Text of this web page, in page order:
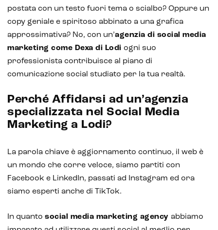
postata con un testo fuori tema o scialbo? Oppure un
copy geniale e spiritoso abbinato a una grafica
approssimativa? No, con un’agenzia di social media
marketing come Dexa di Lodi ogni suo
professionista contribuisce al piano di
comunicazione social studiato per la tua realtà.
Perché Affidarsi ad un’agenzia
specializzata nel Social Media
Marketing a Lodi?
La parola chiave è aggiornamento continuo, il web è
un mondo che corre veloce, siamo partiti con
Facebook e LinkedIn, passati ad Instagram ed ora
siamo esperti anche di TikTok.
In quanto social media marketing agency abbiamo